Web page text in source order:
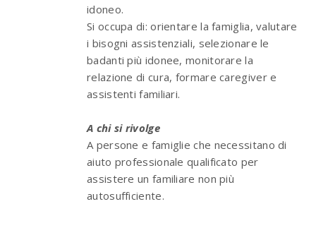
idoneo.
Si occupa di: orientare la famiglia, valutare
i bisogni assistenziali, selezionare le
badanti più idonee, monitorare la
relazione di cura, formare caregiver e
assistenti familiari.
A chi si rivolge
A persone e famiglie che necessitano di
aiuto professionale qualificato per
assistere un familiare non più
autosufficiente.